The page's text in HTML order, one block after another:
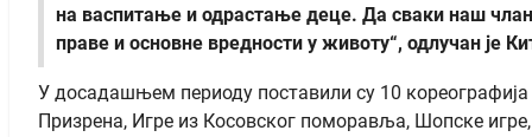
на васпитање и одрастање деце. Да сваки наш члан
праве и основне вредности у животу“, одлучан је
У досадашњем периоду поставили су 10
Призрена, Игре из Косовског поморавља, Шопске